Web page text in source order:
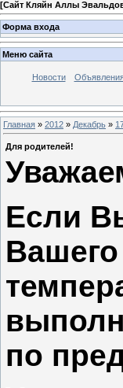
[Сайт Кляйн Аллы
Форма входа
Меню сайта
Новости
Главная » 2012 » Декабрь »
Для родителей!
Если
Вашего
по